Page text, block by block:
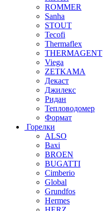
ROMMER
Sanha
STOUT
Tecofi
Thermaflex
THERMAGENT
Viega
ZETKAMA
Декаст
Джилекс
Ридан
Тепловодомер
Формат
Горелки
ALSO
Baxi
BROEN
BUGATTI
Cimberio
Global
Grundfos
Hermes